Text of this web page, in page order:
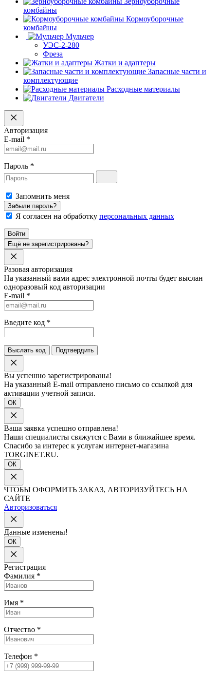
комбайны
Кормоуборочные
комбайны
Мульчер
УЭС-2-280
Фреза
Жатки и адаптеры
Запасные части и
комплектующие
Расходные материалы
Двигатели
Авторизация
E-mail *
Пароль *
Запомнить меня
Забыли пароль?
Я согласен на обработку персональных данных
Войти
Ещё не зарегистрированы?
Разовая авторизация
На указанный вами адрес электронной почты будет выслан
одноразовый код авторизации
E-mail *
Введите код *
Выслать код Подтвердить
Вы успешно зарегистрированы!
На указанный E-mail отправлено письмо со ссылкой для
активации учетной записи.
ОК
Ваша заявка успешно отправлена!
Наши специалисты свяжутся с Вами в ближайшее время.
Спасибо за интерес к услугам интернет-магазина
TORGINET.RU.
ОК
ЧТОБЫ ОФОРМИТЬ ЗАКАЗ, АВТОРИЗУЙТЕСЬ НА
САЙТЕ
Авторизоваться
Данные изменены!
ОК
Регистрация
Фамилия *
Имя *
Отчество *
Телефон *